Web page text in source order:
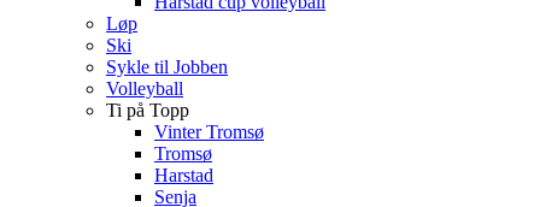
Løp
Ski
Sykle til Jobben
Volleyball
Ti på Topp
Vinter Tromsø
Tromsø
Harstad
Senja